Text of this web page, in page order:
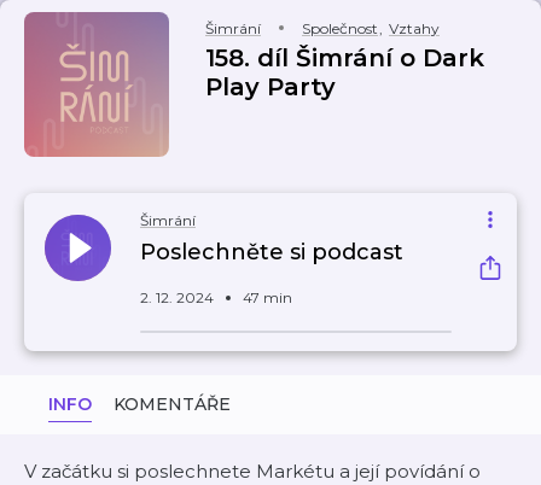
Šimrání Společnost, Vztahy
158. díl Šimrání o Dark
Play Party
Šimrání
Poslechněte si podcast
2. 12. 2024 47 min
INFO KOMENTÁŘE
V začátku si poslechnete Markétu a její povídání o